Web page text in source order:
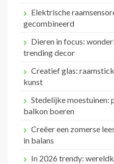
Elektrische
gecombineerd
Dieren in focus:
trending decor
Creatief glas:
kunst
Stedelijke moestuinen:
balkon boeren
Creëer een zomerse
in balans
In 2026 trendy: